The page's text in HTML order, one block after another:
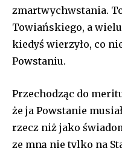
zmartwychwstania.
Towiańskiego, a
kiedyś wierzyło, co
Powstaniu.
Przechodząc do
że ja Powstanie
rzecz niż jako
ze mną nie tylko na